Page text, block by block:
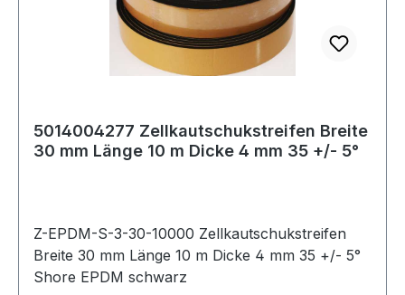
5014004277 Zellkautschukstreifen Breite
30 mm Länge 10 m Dicke 4 mm 35 +/- 5°
Z-EPDM-S-3-30-10000 Zellkautschukstreifen
Breite 30 mm Länge 10 m Dicke 4 mm 35 +/- 5°
Shore EPDM schwarz